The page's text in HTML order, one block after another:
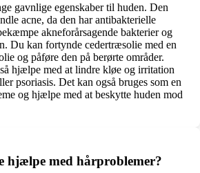
gavnlige egenskaber til huden. Den
acne, da den har antibakterielle
akneforårsagende bakterier og
Du kan fortynde cedertræsolie med en
og påføre den på berørte områder.
hjælpe med at lindre kløe og irritation
psoriasis. Det kan også bruges som en
og hjælpe med at beskytte huden mod
hjælpe med hårproblemer?